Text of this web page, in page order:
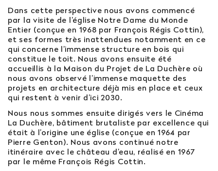
Dans cette perspective nous avons commencé
par la visite de l’église Notre Dame du Monde
Entier (conçue en 1968 par François Régis Cottin),
et ses formes très inattendues notamment en ce
qui concerne l’immense structure en bois qui
constitue le toit. Nous avons ensuite été
accueillis à la Maison du Projet de La Duchère où
nous avons observé l’immense maquette des
projets en architecture déjà mis en place et ceux
qui restent à venir d’ici 2030.
Nous nous sommes ensuite dirigés vers le Cinéma
La Duchère, bâtiment brutaliste par excellence qui
était à l’origine une église (conçue en 1964 par
Pierre Genton). Nous avons continué notre
itinéraire avec le château d’eau, réalisé en 1967
par le même François Régis Cottin.